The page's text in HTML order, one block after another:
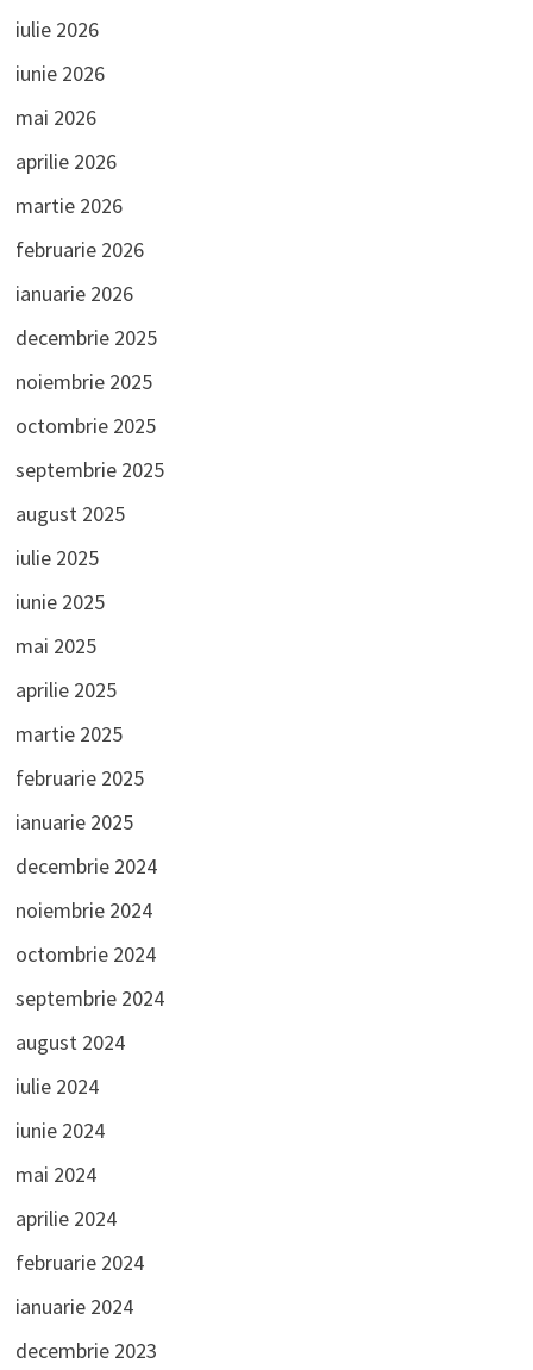
iulie 2026
iunie 2026
mai 2026
aprilie 2026
martie 2026
februarie 2026
ianuarie 2026
decembrie 2025
noiembrie 2025
octombrie 2025
septembrie 2025
august 2025
iulie 2025
iunie 2025
mai 2025
aprilie 2025
martie 2025
februarie 2025
ianuarie 2025
decembrie 2024
noiembrie 2024
octombrie 2024
septembrie 2024
august 2024
iulie 2024
iunie 2024
mai 2024
aprilie 2024
februarie 2024
ianuarie 2024
decembrie 2023